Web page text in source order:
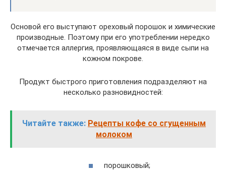
Основой его выступают ореховый порошок и химические
производные. Поэтому при его употреблении нередко
отмечается аллергия, проявляющаяся в виде сыпи на
кожном покрове.
Продукт быстрого приготовления подразделяют на
несколько разновидностей:
Читайте также: Рецепты кофе со сгущенным
молоком
порошковый;